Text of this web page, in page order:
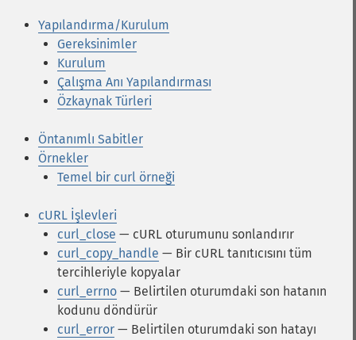
Yapılandırma/Kurulum
Gereksinimler
Kurulum
Çalışma Anı Yapılandırması
Özkaynak Türleri
Öntanımlı Sabitler
Örnekler
Temel bir curl örneği
cURL İşlevleri
curl_close — cURL oturumunu sonlandırır
curl_copy_handle — Bir cURL tanıtıcısını tüm
tercihleriyle kopyalar
curl_errno — Belirtilen oturumdaki son hatanın
kodunu döndürür
curl_error — Belirtilen oturumdaki son hatayı